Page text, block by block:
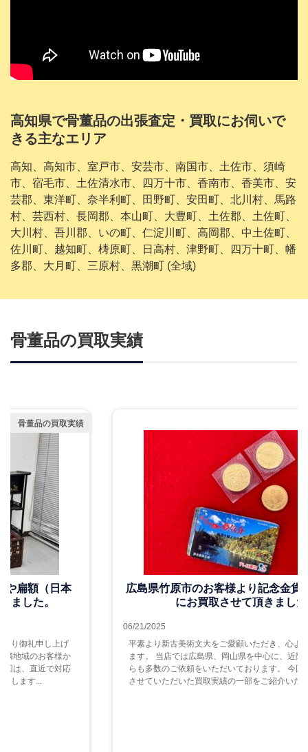
高知県で骨董品の出張査定・買取にお伺いで
きる主なエリア
高知、高知市、室戸市、安芸市、南国市、土佐市、須崎
市、宿毛市、土佐清水市、四万十市、香南市、香美市、安
芸郡、東洋町、奈半利町、田野町、安田町、北川村、馬路
村、芸西村、長岡郡、本山町、大豊町、土佐郡、土佐町、
大川村、吾川郡、いの町、仁淀川町、高岡郡、中土佐町、
佐川町、越知町、梼原町、日高村、津野町、四万十町、幡
多郡、大月町、三原村、黒潮町 (全域)
骨董品の買取実績
広島県竹原市のお客様より記念金貨、古銭を中心
にお買取させて頂きました。
平素より新古美術文大をご愛顧いただき、心より御礼申し上げ
ます。 当店では広島県、岡山県を中心に、近隣地域のお客様か
らも多数のご依頼をいただいております。 今回は、直近で対応
させていただいた買取実績の一部をご紹介いたします...